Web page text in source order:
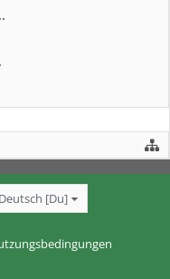
Deutsch [Du]